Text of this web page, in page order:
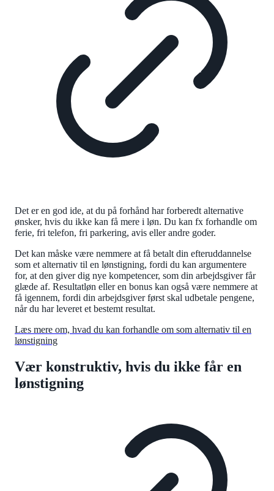
Det er en god ide, at du på forhånd har forberedt alternative
ønsker, hvis du ikke kan få mere i løn. Du kan fx forhandle om
ferie, fri telefon, fri parkering, avis eller andre goder.
Det kan måske være nemmere at få betalt din efteruddannelse
som et alternativ til en lønstigning, fordi du kan argumentere
for, at den giver dig nye kompetencer, som din arbejdsgiver får
glæde af. Resultatløn eller en bonus kan også være nemmere at
få igennem, fordi din arbejdsgiver først skal udbetale pengene,
når du har leveret et bestemt resultat.
Læs mere om, hvad du kan forhandle om som alternativ til en
lønstigning
Vær konstruktiv, hvis du ikke får en
lønstigning